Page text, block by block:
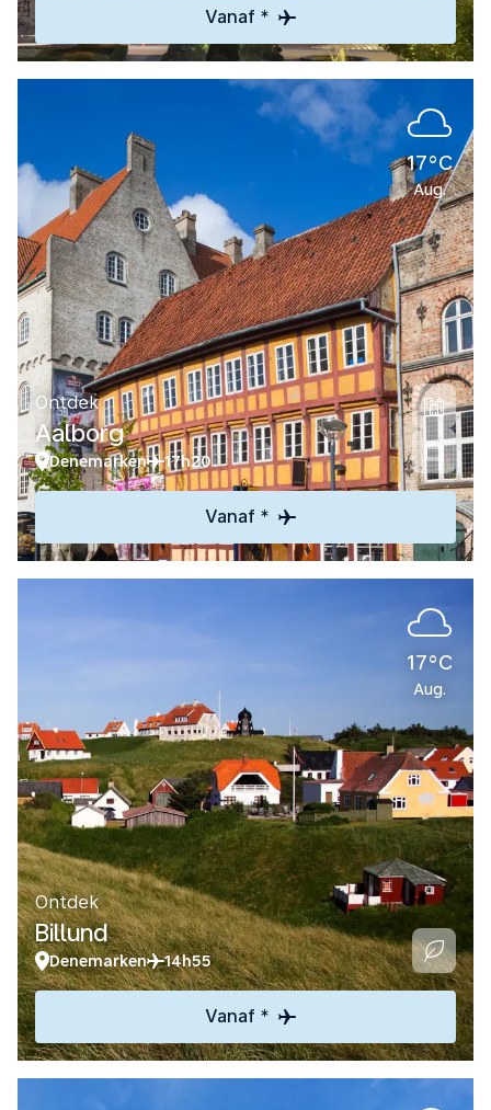
Vanaf *
17°C
Aug.
Ontdek
Aalborg
Denemarken 17h20
Vanaf *
17°C
Aug.
Ontdek
Billund
Denemarken 14h55
Vanaf *